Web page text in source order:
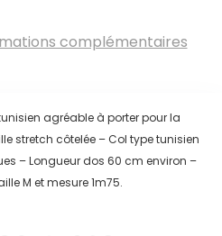
complémentaires
agréable à porter pour la
stretch côtelée – Col type tunisien
– Longueur dos 60 cm environ –
M et mesure 1m75.